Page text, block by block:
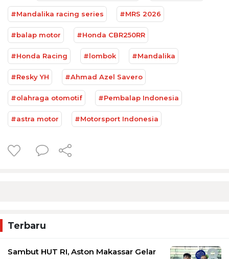
#Mandalika racing series #MRS 2026
#balap motor #Honda CBR250RR
#Honda Racing #lombok #Mandalika
#Resky YH #Ahmad Azel Savero
#olahraga otomotif #Pembalap Indonesia
#astra motor #Motorsport Indonesia
Terbaru
Sambut HUT RI, Aston Makassar Gelar